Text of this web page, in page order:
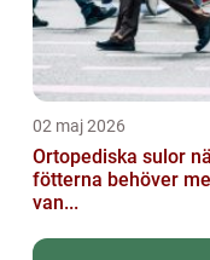
02 maj 2026
Ortopediska sulor när
fötterna behöver
van...